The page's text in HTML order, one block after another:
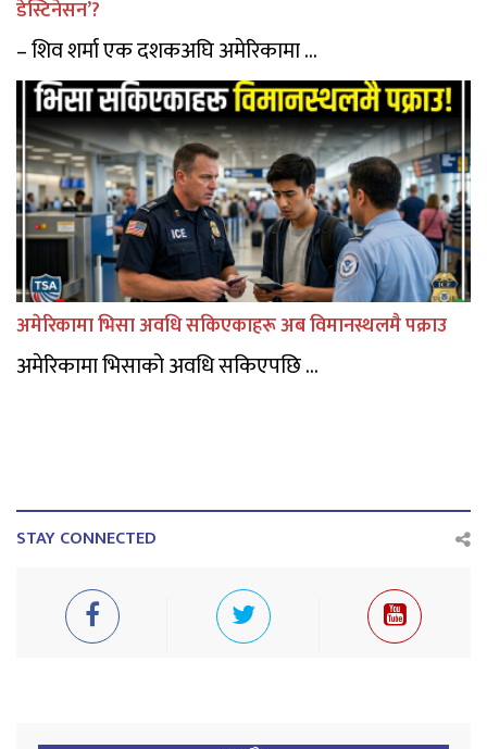
डेस्टिनेसन’?
– शिव शर्मा एक दशकअघि अमेरिकामा ...
अमेरिकामा भिसा अवधि सकिएकाहरू अब विमानस्थलमै पक्राउ
अमेरिकामा भिसाको अवधि सकिएपछि ...
STAY CONNECTED